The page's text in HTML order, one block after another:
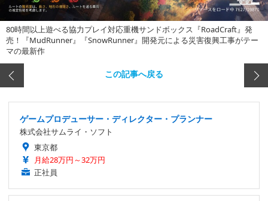
80時間以上遊べる協力プレイ対応重機サンドボックス『RoadCraft』発
売！『MudRunner』『SnowRunner』開発元による災害復興工事がテー
マの最新作
この記事へ戻る
ゲームプロデューサー・ディレクター・プランナー
株式会社サムライ・ソフト
東京都
月給28万円～32万円
正社員